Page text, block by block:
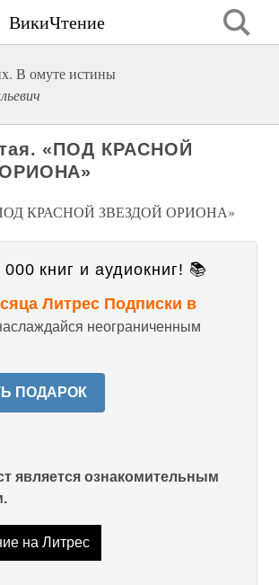
ВикиЧтение
В омуте истины
«ПОД КРАСНОЙ
«ПОД КРАСНОЙ ЗВЕЗДОЙ ОРИОНА»
книг и аудиокниг! 📚
Литрес Подписки в
неограниченным
ПОДАРОК
является ознакомительным
на Литрес